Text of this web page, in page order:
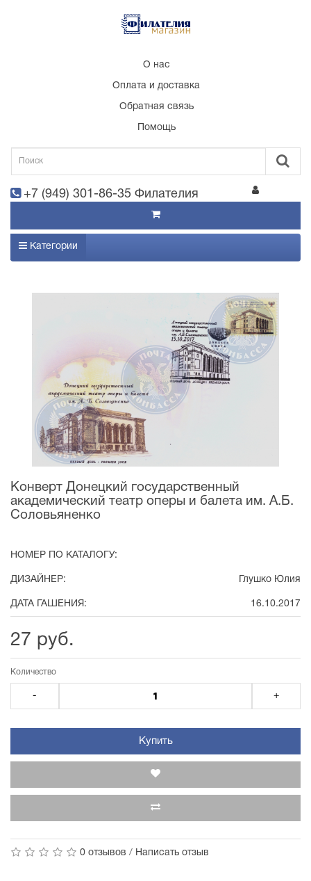
О нас
Оплата и доставка
Обратная связь
Помощь
+7 (949) 301-86-35 Филателия
Категории
Конверт Донецкий государственный
академический театр оперы и балета им. А.Б.
Соловьяненко
НОМЕР ПО КАТАЛОГУ:
ДИЗАЙНЕР: Глушко Юлия
ДАТА ГАШЕНИЯ: 16.10.2017
27 руб.
Количество
- +
Купить
0 отзывов / Написать отзыв